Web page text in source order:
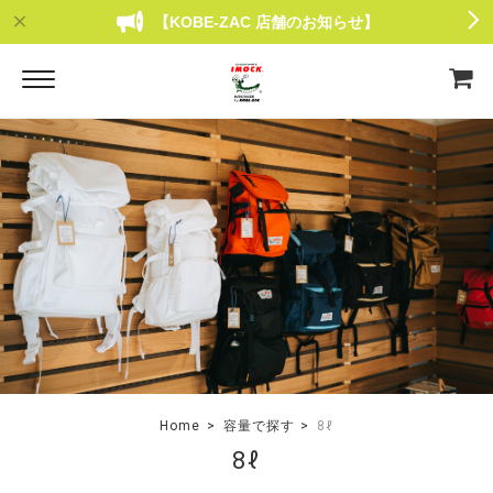
【KOBE-ZAC 店舗のお知らせ】
Home 容量で探す 8ℓ
8ℓ